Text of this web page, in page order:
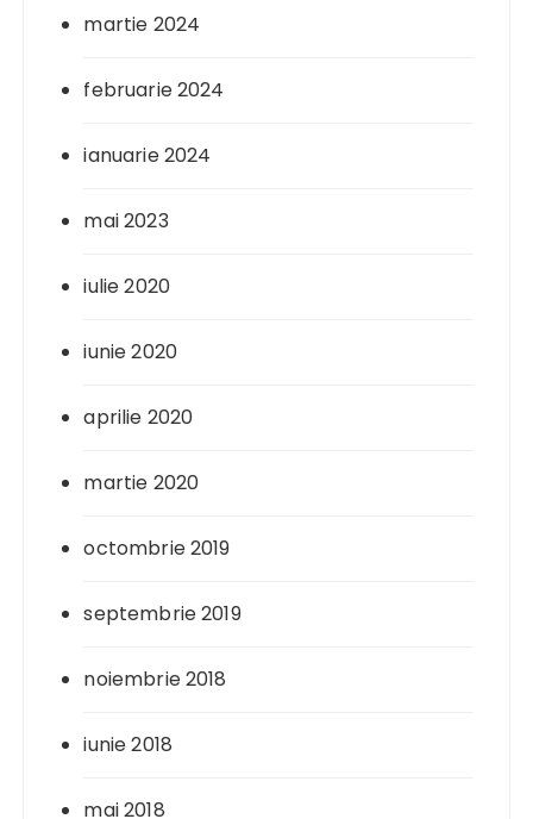
martie 2024
februarie 2024
ianuarie 2024
mai 2023
iulie 2020
iunie 2020
aprilie 2020
martie 2020
octombrie 2019
septembrie 2019
noiembrie 2018
iunie 2018
mai 2018